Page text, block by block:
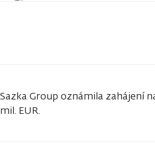
Sazka Group oznámila zahájení
mil. EUR.